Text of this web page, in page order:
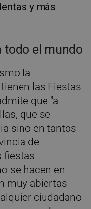
y más
todo el mundo
la
las Fiestas
que "a
que se
sino en tantos
de
fiestas
se hacen en
muy abiertas,
ciudadano